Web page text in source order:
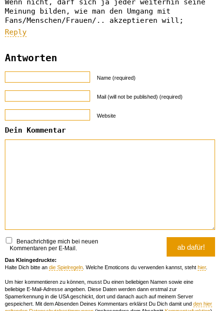
Wenn nicht, darf sich ja jeder weiterhin seine
Meinung bilden, wie man den Umgang mit
Fans/Menschen/Frauen/.. akzeptieren will;
Reply
Antworten
Name (required)
Mail (will not be published) (required)
Website
Dein Kommentar
Benachrichtige mich bei neuen
Kommentaren per E-Mail.
Das Kleingedruckte:
Halte Dich bitte an die Spielregeln . Welche Emoticons du verwenden kannst, steht hier.
Um hier kommentieren zu können, musst Du einen beliebigen Namen sowie eine
beliebige E-Mail-Adresse angeben. Diese Daten werden dann erstmal zur
Spamerkennung in die USA geschickt, dort und danach auch auf meinem Server
gespeichert. Mit dem Absenden Deines Kommentars erklärst Du Dich damit und den hier